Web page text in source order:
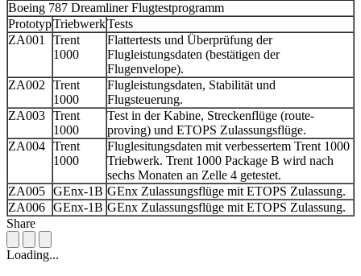
Boeing 787 Dreamliner Flugtestprogramm
PrototypTriebwerkTests
ZA001
Trent
1000
Flattertests und Überprüfung der
Flugleistungsdaten (bestätigen der
Flugenvelope).
ZA002
Trent
1000
Flugleistungsdaten, Stabilität und
Flugsteuerung.
ZA003 Trent
1000
Test in der Kabine, Streckenflüge (route-
proving) und ETOPS Zulassungsflüge.
ZA004 Trent
1000
Fluglesitungsdaten mit verbessertem Trent 1000
Triebwerk. Trent 1000 Package B wird nach
sechs Monaten an Zelle 4 getestet.
ZA005 GEnx-1B GEnx Zulassungsflüge mit ETOPS Zulassung.
ZA006 GEnx-1B GEnx Zulassungsflüge mit ETOPS Zulassung.
Share
Loading...